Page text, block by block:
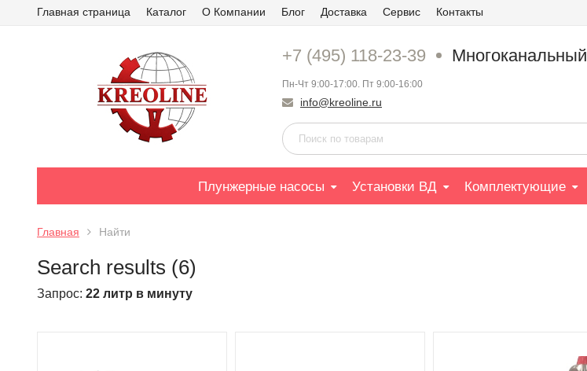
Главная страница Каталог О Компании Блог Доставка Сервис Контакты
+7 (495) 118-23-39 Многоканальный
Пн-Чт 9:00-17:00. Пт 9:00-16:00
info@kreoline.ru
Плунжерные насосы Установки ВД Комплектующие
Главная Найти
Search results (6)
Запрос: 22 литр в минуту